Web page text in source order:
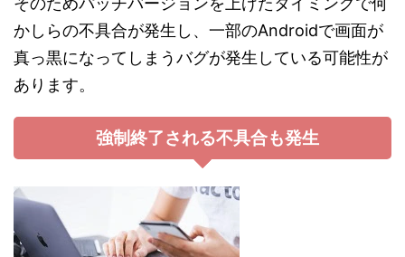
かしらの不具合が発生し、一部のAndroidで画面が
真っ黒になってしまうバグが発生している可能性が
あります。
強制終了される不具合も発生